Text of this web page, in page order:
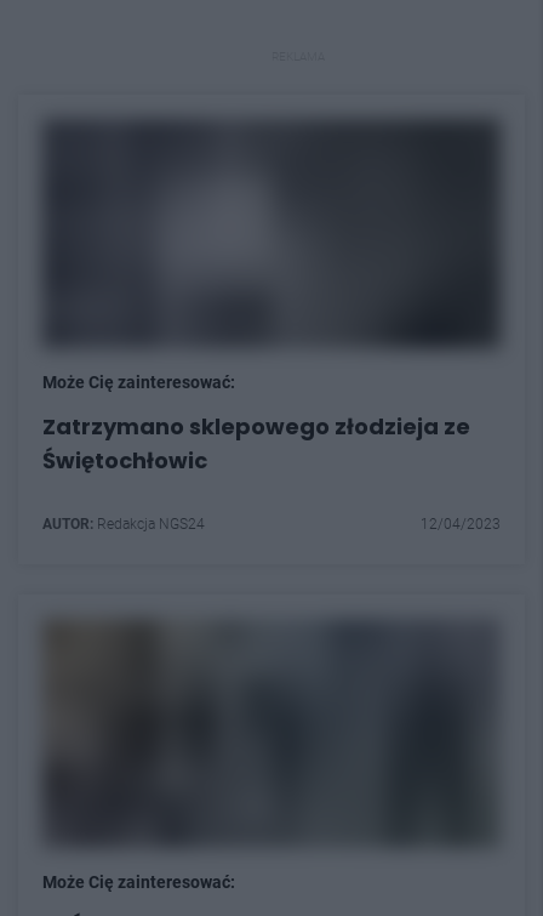
Może Cię zainteresować:
Zatrzymano sklepowego złodzieja ze
Świętochłowic
AUTOR: Redakcja NGS24 12/04/2023
Może Cię zainteresować: